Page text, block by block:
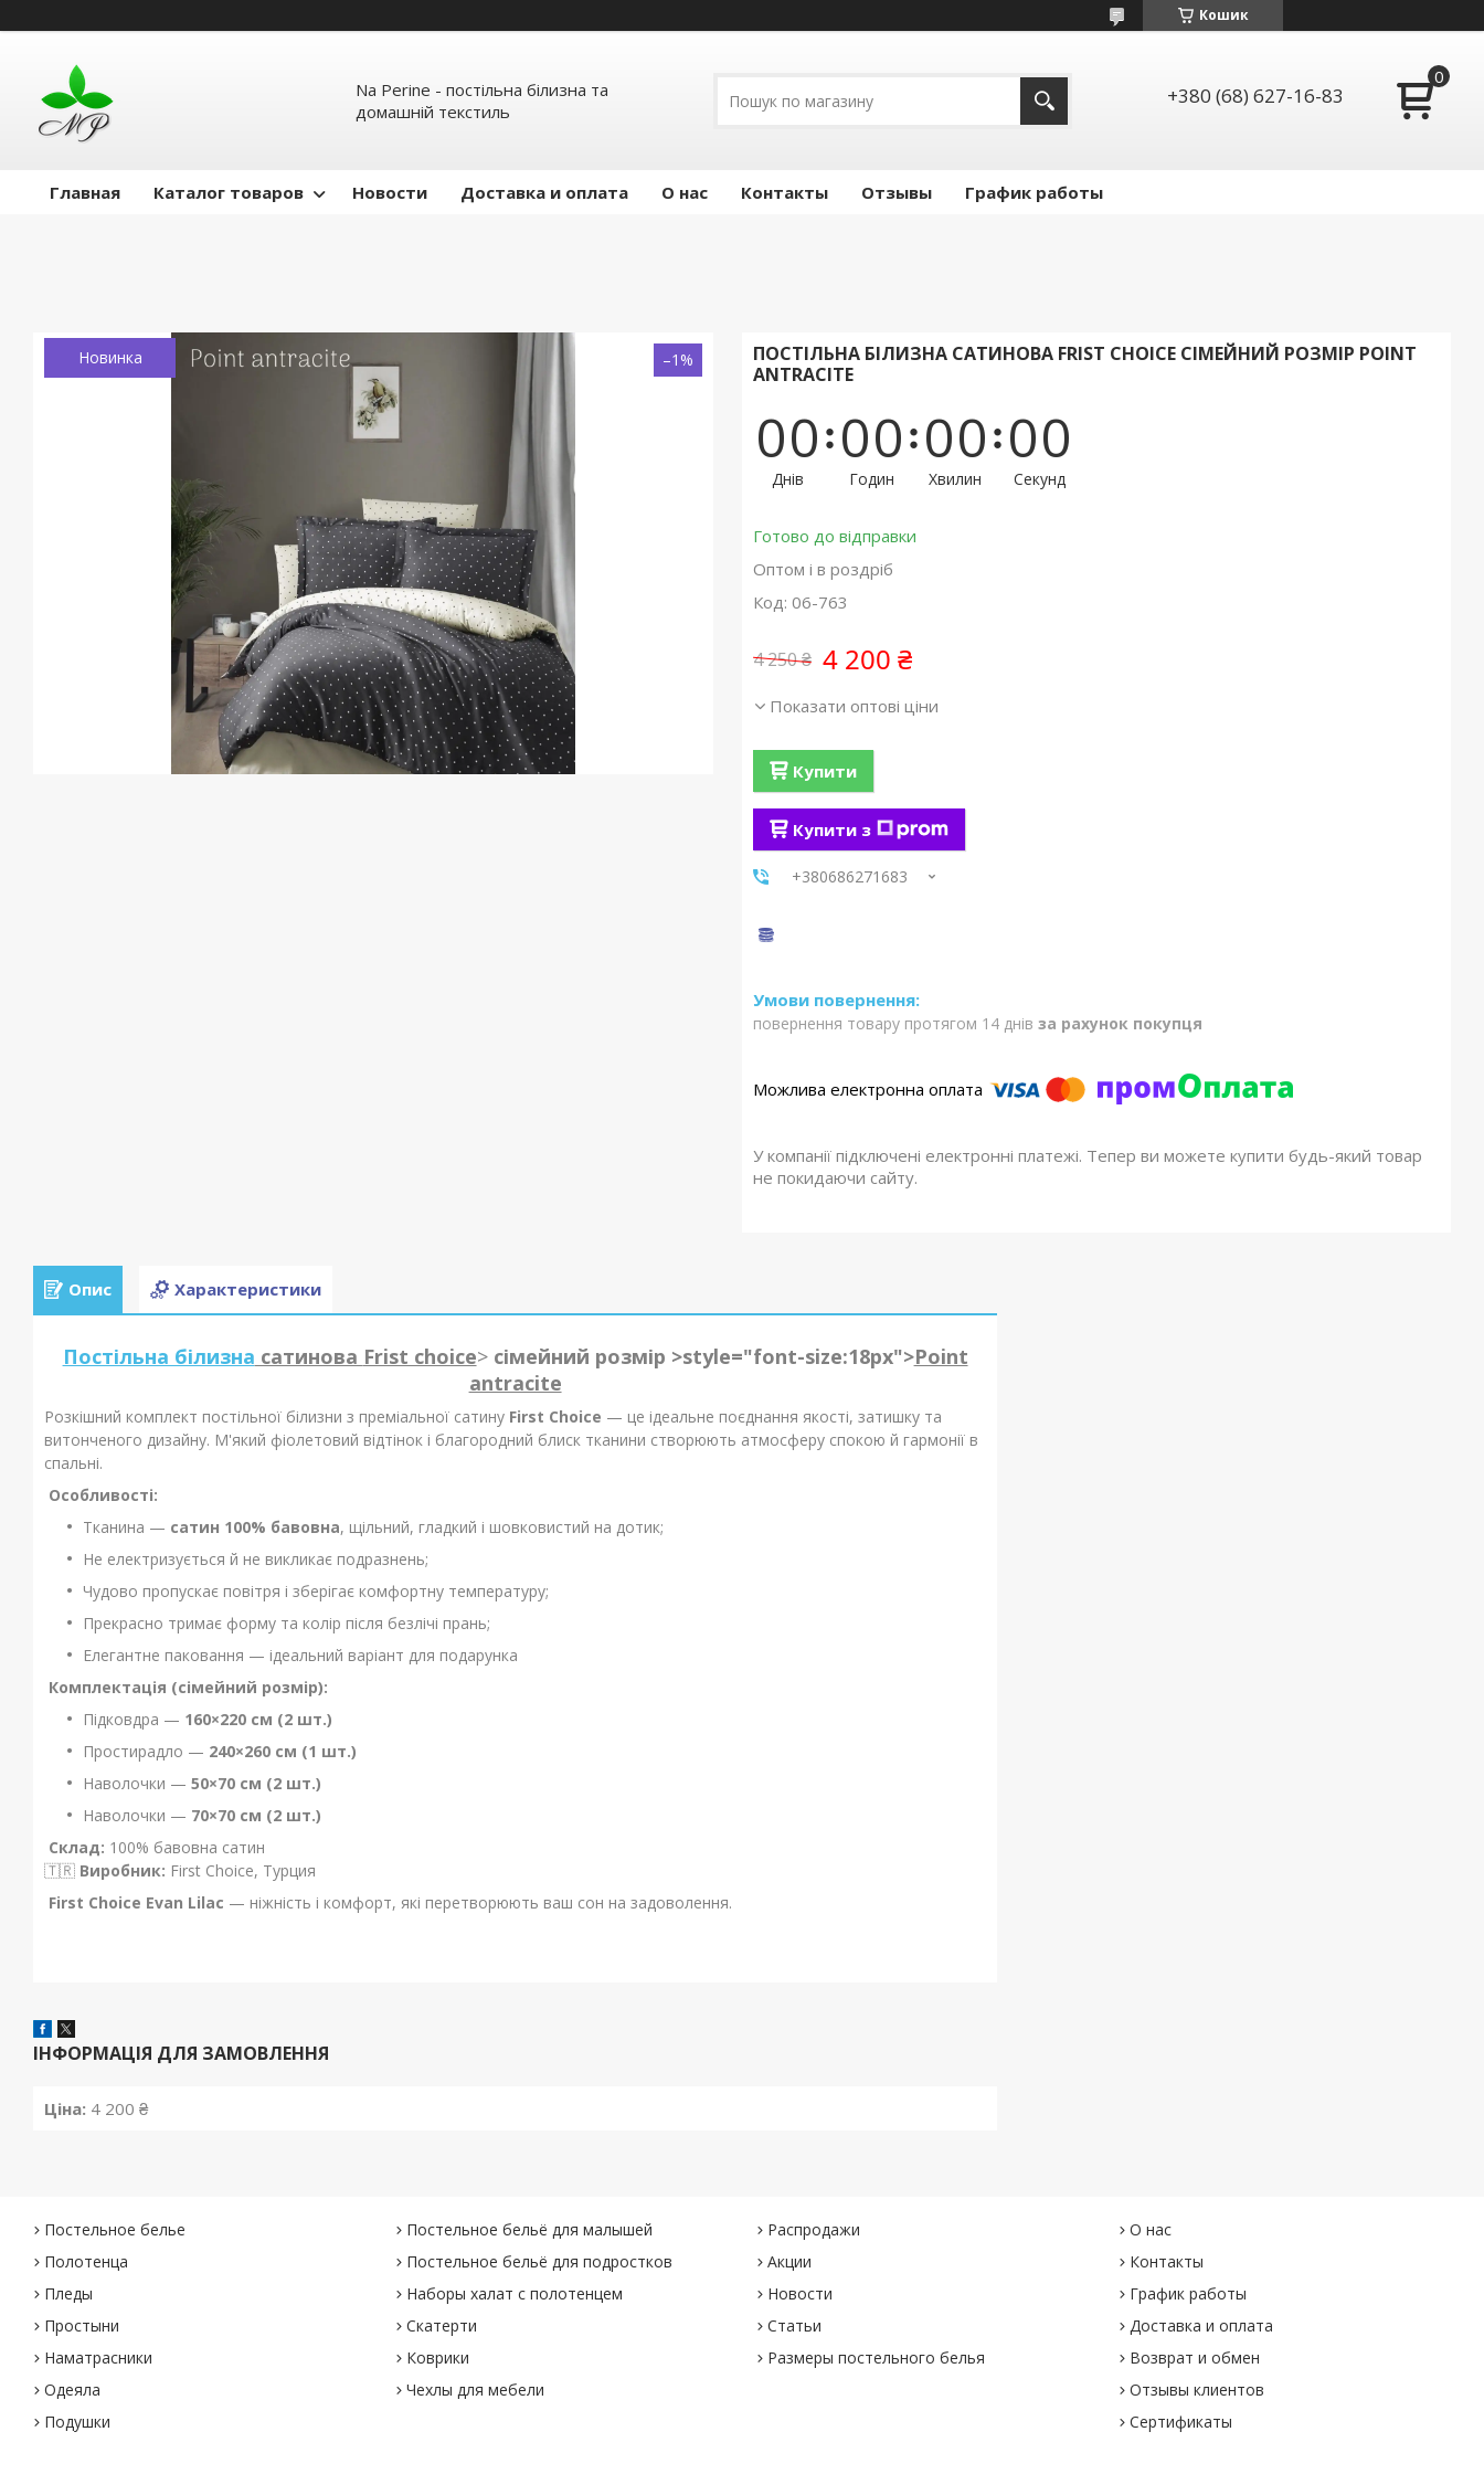
Кошик
Na Perine - постільна білизна та
домашній текстиль
+380 (68) 627-16-83
Главная Каталог товаров Новости Доставка и оплата О нас Контакты Отзывы График работы
Новинка –1%
ПОСТІЛЬНА БІЛИЗНА САТИНОВА FRIST CHOICE СІМЕЙНИЙ РОЗМІР POINT
ANTRACITE
00
Днів
00
Годин
00
Хвилин
00
Секунд
Готово до відправки
Оптом і в роздріб
Код: 06-763
4 250 ₴ 4 200 ₴
Показати оптові ціни
Купити
Купити з
+380686271683
повернення товару протягом 14 днів за рахунок покупця
У компанії підключені електронні платежі. Тепер ви можете купити будь-який товар
не покидаючи сайту.
Опис Характеристики
Постільна білизна сатинова Frist choice>сімейний розмір >style="font-size:18px">Point
antracite
Розкішний комплект постільної білизни з преміальної сатину First Choice — це ідеальне поєднання якості, затишку та
витонченого дизайну. М'який фіолетовий відтінок і благородний блиск тканини створюють атмосферу спокою й гармонії в
спальні.
Особливості:
Тканина — сатин 100% бавовна, щільний, гладкий і шовковистий на дотик;
Не електризується й не викликає подразнень;
Чудово пропускає повітря і зберігає комфортну температуру;
Прекрасно тримає форму та колір після безлічі прань;
Елегантне паковання — ідеальний варіант для подарунка
Комплектація (сімейний розмір):
Підковдра — 160×220 см (2 шт.)
Простирадло — 240×260 см (1 шт.)
Наволочки — 50×70 см (2 шт.)
Наволочки — 70×70 см (2 шт.)
Склад: 100% бавовна сатин
🇹🇷 Виробник: First Choice, Турция
First Choice Evan Lilac — ніжність і комфорт, які перетворюють ваш сон на задоволення.
ІНФОРМАЦІЯ ДЛЯ ЗАМОВЛЕННЯ
Ціна: 4 200 ₴
Постельное белье
Полотенца
Пледы
Простыни
Наматрасники
Одеяла
Подушки
Постельное бельё для малышей
Постельное бельё для подростков
Наборы халат с полотенцем
Скатерти
Коврики
Чехлы для мебели
Распродажи
Акции
Новости
Статьи
Размеры постельного белья
О нас
Контакты
График работы
Доставка и оплата
Возврат и обмен
Отзывы клиентов
Сертификаты